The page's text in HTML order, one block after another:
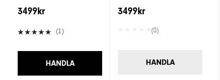
3499kr
(1)
HANDLA
3499kr
(0)
HANDLA